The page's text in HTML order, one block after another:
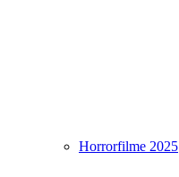
Horrorfilme 2025